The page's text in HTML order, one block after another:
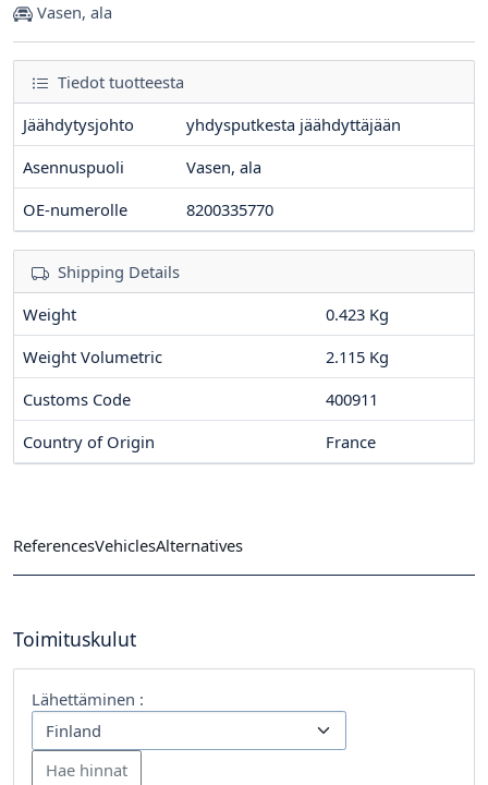
Vasen, ala
Tiedot tuotteesta
Jäähdytysjohto
yhdysputkesta jäähdyttäjään
Asennuspuoli
Vasen, ala
OE-numerolle
8200335770
Shipping Details
Weight
0.423 Kg
Weight Volumetric
2.115 Kg
Customs Code
400911
Country of Origin
France
ReferencesVehiclesAlternatives
Toimituskulut
Lähettäminen :